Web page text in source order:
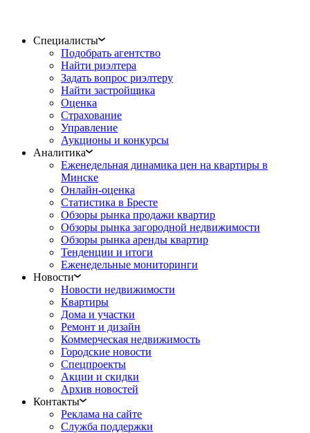
Специалисты
Подобрать агентство
Найти риэлтера
Задать вопрос риэлтеру
Найти застройщика
Оценка
Страхование
Управление
Аукционы и конкурсы
Аналитика
Еженедельная динамика цен на квартиры в
Минске
Онлайн-оценка
Статистика в Бресте
Обзоры рынка продажи квартир
Обзоры рынка загородной недвижимости
Обзоры рынка аренды квартир
Тенденции и итоги
Еженедельные мониторинги
Новости
Новости недвижимости
Квартиры
Дома и участки
Ремонт и дизайн
Коммерческая недвижимость
Городские новости
Спецпроекты
Акции и скидки
Архив новостей
Контакты
Реклама на сайте
Служба поддержки